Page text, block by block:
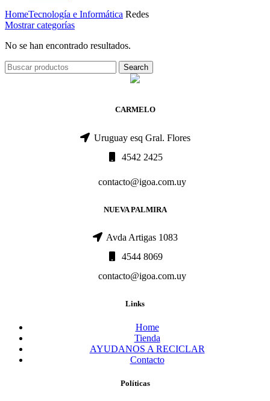
HomeTecnología e Informática Redes
Mostrar categorías
No se han encontrado resultados.
Search
CARMELO
Uruguay esq Gral. Flores
4542 2425
contacto@igoa.com.uy
NUEVA PALMIRA
Avda Artigas 1083
4544 8069
contacto@igoa.com.uy
Links
Home
Tienda
AYUDANOS A RECICLAR
Contacto
Políticas